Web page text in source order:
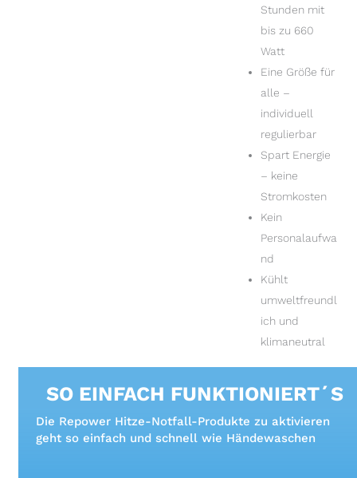
Stunden mit
bis zu 660
Watt
Eine Größe für
alle –
individuell
regulierbar
Spart Energie
– keine
Stromkosten
Kein
Personalaufwa
nd
Kühlt
umweltfreundl
ich und
klimaneutral
SO EINFACH FUNKTIONIERT´S
Die Repower Hitze-Notfall-Produkte zu aktivieren
geht so einfach und schnell wie Händewaschen